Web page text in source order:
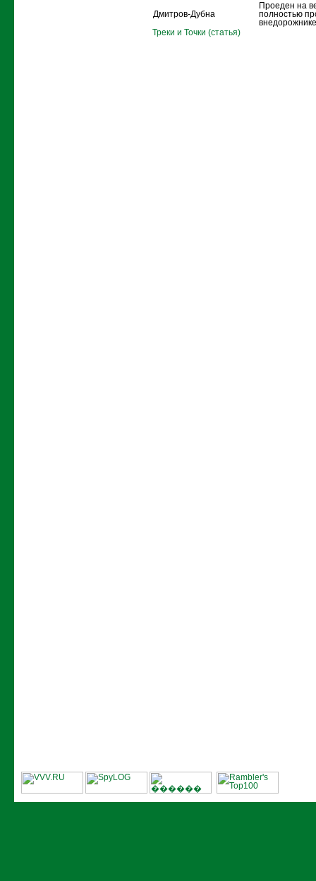
Дмитров-Дубна
Проеден на
полностью
Треки и Точки (статья)